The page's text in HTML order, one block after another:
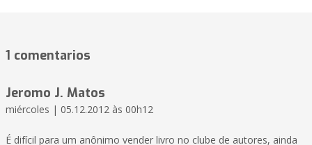
1 comentarios
Jeromo J. Matos
miércoles | 05.12.2012 às 00h12
É difícil para um anônimo vender livro no clube de autores, ainda